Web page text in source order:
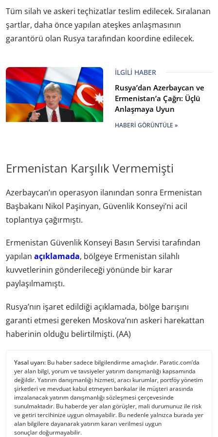
Tüm silah ve askeri teçhizatlar teslim edilecek. Sıralanan
şartlar, daha önce yapılan ateşkes anlaşmasının
garantörü olan Rusya tarafından koordine edilecek.
İLGILI HABER
Rusya’dan Azerbaycan ve
Ermenistan’a Çağrı: Üçlü
Anlaşmaya Uyun
HABERI GÖRÜNTÜLE »
Ermenistan Karşılık Vermemişti
Azerbaycan’ın operasyon ilanından sonra Ermenistan
Başbakanı Nikol Paşinyan, Güvenlik Konseyi’ni acil
toplantıya çağırmıştı.
Ermenistan Güvenlik Konseyi Basın Servisi tarafından
yapılan açıklamada, bölgeye Ermenistan silahlı
kuvvetlerinin gönderileceği yönünde bir karar
paylaşılmamıştı.
Rusya’nın işaret edildiği açıklamada, bölge barışını
garanti etmesi gereken Moskova’nın askeri harekattan
haberinin olduğu belirtilmişti. (AA)
Yasal uyarı: Bu haber sadece bilgilendirme amaçlıdır. Paratic.com’da
yer alan bilgi, yorum ve tavsiyeler yatırım danışmanlığı kapsamında
değildir. Yatırım danışmanlığı hizmeti, aracı kurumlar, portföy yönetim
şirketleri ve mevduat kabul etmeyen bankalar ile müşteri arasında
imzalanacak yatırım danışmanlığı sözleşmesi çerçevesinde
sunulmaktadır. Bu haberde yer alan görüşler, mali durumunuz ile risk
ve getiri tercihinize uygun olmayabilir. Bu nedenle yalnızca burada yer
alan bilgilere dayanarak yatırım kararı verilmesi uygun
sonuçlar doğurmayabilir.